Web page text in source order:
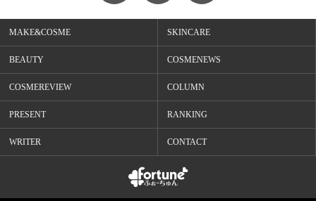
MAKE&COSME SKINCARE
BEAUTY COSMENEWS
COSMEREVIEW COLUMN
PRESENT RANKING
WRITER CONTACT